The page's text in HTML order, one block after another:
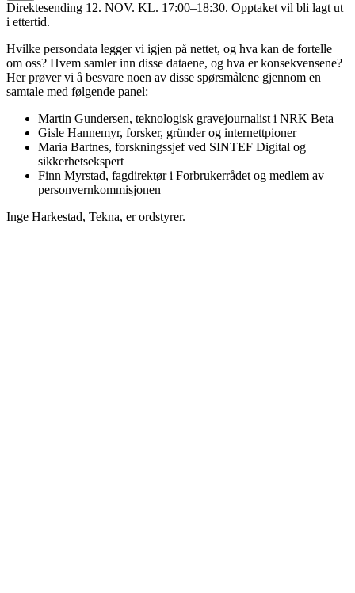
Direktesending 12. NOV. KL. 17:00–18:30. Opptaket vil bli lagt ut
i ettertid.
Hvilke persondata legger vi igjen på nettet, og hva kan de fortelle
om oss? Hvem samler inn disse dataene, og hva er konsekvensene?
Her prøver vi å besvare noen av disse spørsmålene gjennom en
samtale med følgende panel:
Martin Gundersen, teknologisk gravejournalist i NRK Beta
Gisle Hannemyr, forsker, gründer og internettpioner
Maria Bartnes, forskningssjef ved SINTEF Digital og
sikkerhetsekspert
Finn Myrstad, fagdirektør i Forbrukerrådet og medlem av
personvernkommisjonen
Inge Harkestad, Tekna, er ordstyrer.